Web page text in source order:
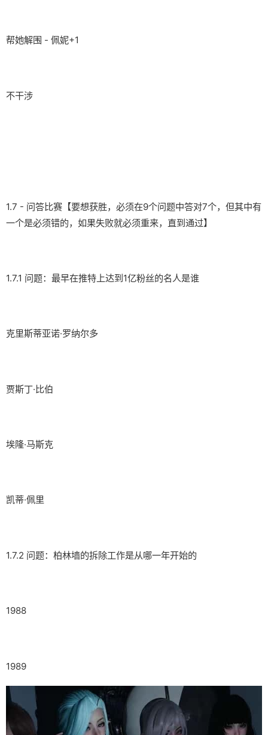
帮她解围 - 佩妮+1
不干涉
1.7 - 问答比赛【要想获胜，必须在9个问题中答对7个，但其中有
一个是必须错的，如果失败就必须重来，直到通过】
1.7.1 问题：最早在推特上达到1亿粉丝的名人是谁
克里斯蒂亚诺·罗纳尔多
贾斯丁·比伯
埃隆·马斯克
凯蒂·佩里
1.7.2 问题：柏林墙的拆除工作是从哪一年开始的
1988
1989